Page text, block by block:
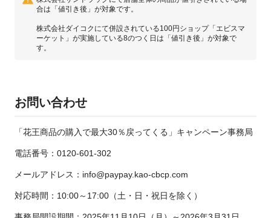
合は「値引き後」が対象です。
株式会社ダイコクにて併設されている100円ショップ「エビスマ
ーケット」が実施している8のつく日は「値引き後」が対象で
す。
お問い合わせ
「花王商品の購入で最大30％戻ってくる」キャンペーン事務局
電話番号：0120-601-302
メールアドレス：info@paypay.kao-cbcp.com
対応時間：10:00～17:00（土・日・祝日を除く）